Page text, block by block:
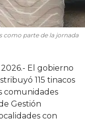
como parte de la jornada
El gobierno
115 tinacos
comunidades
Gestión
con